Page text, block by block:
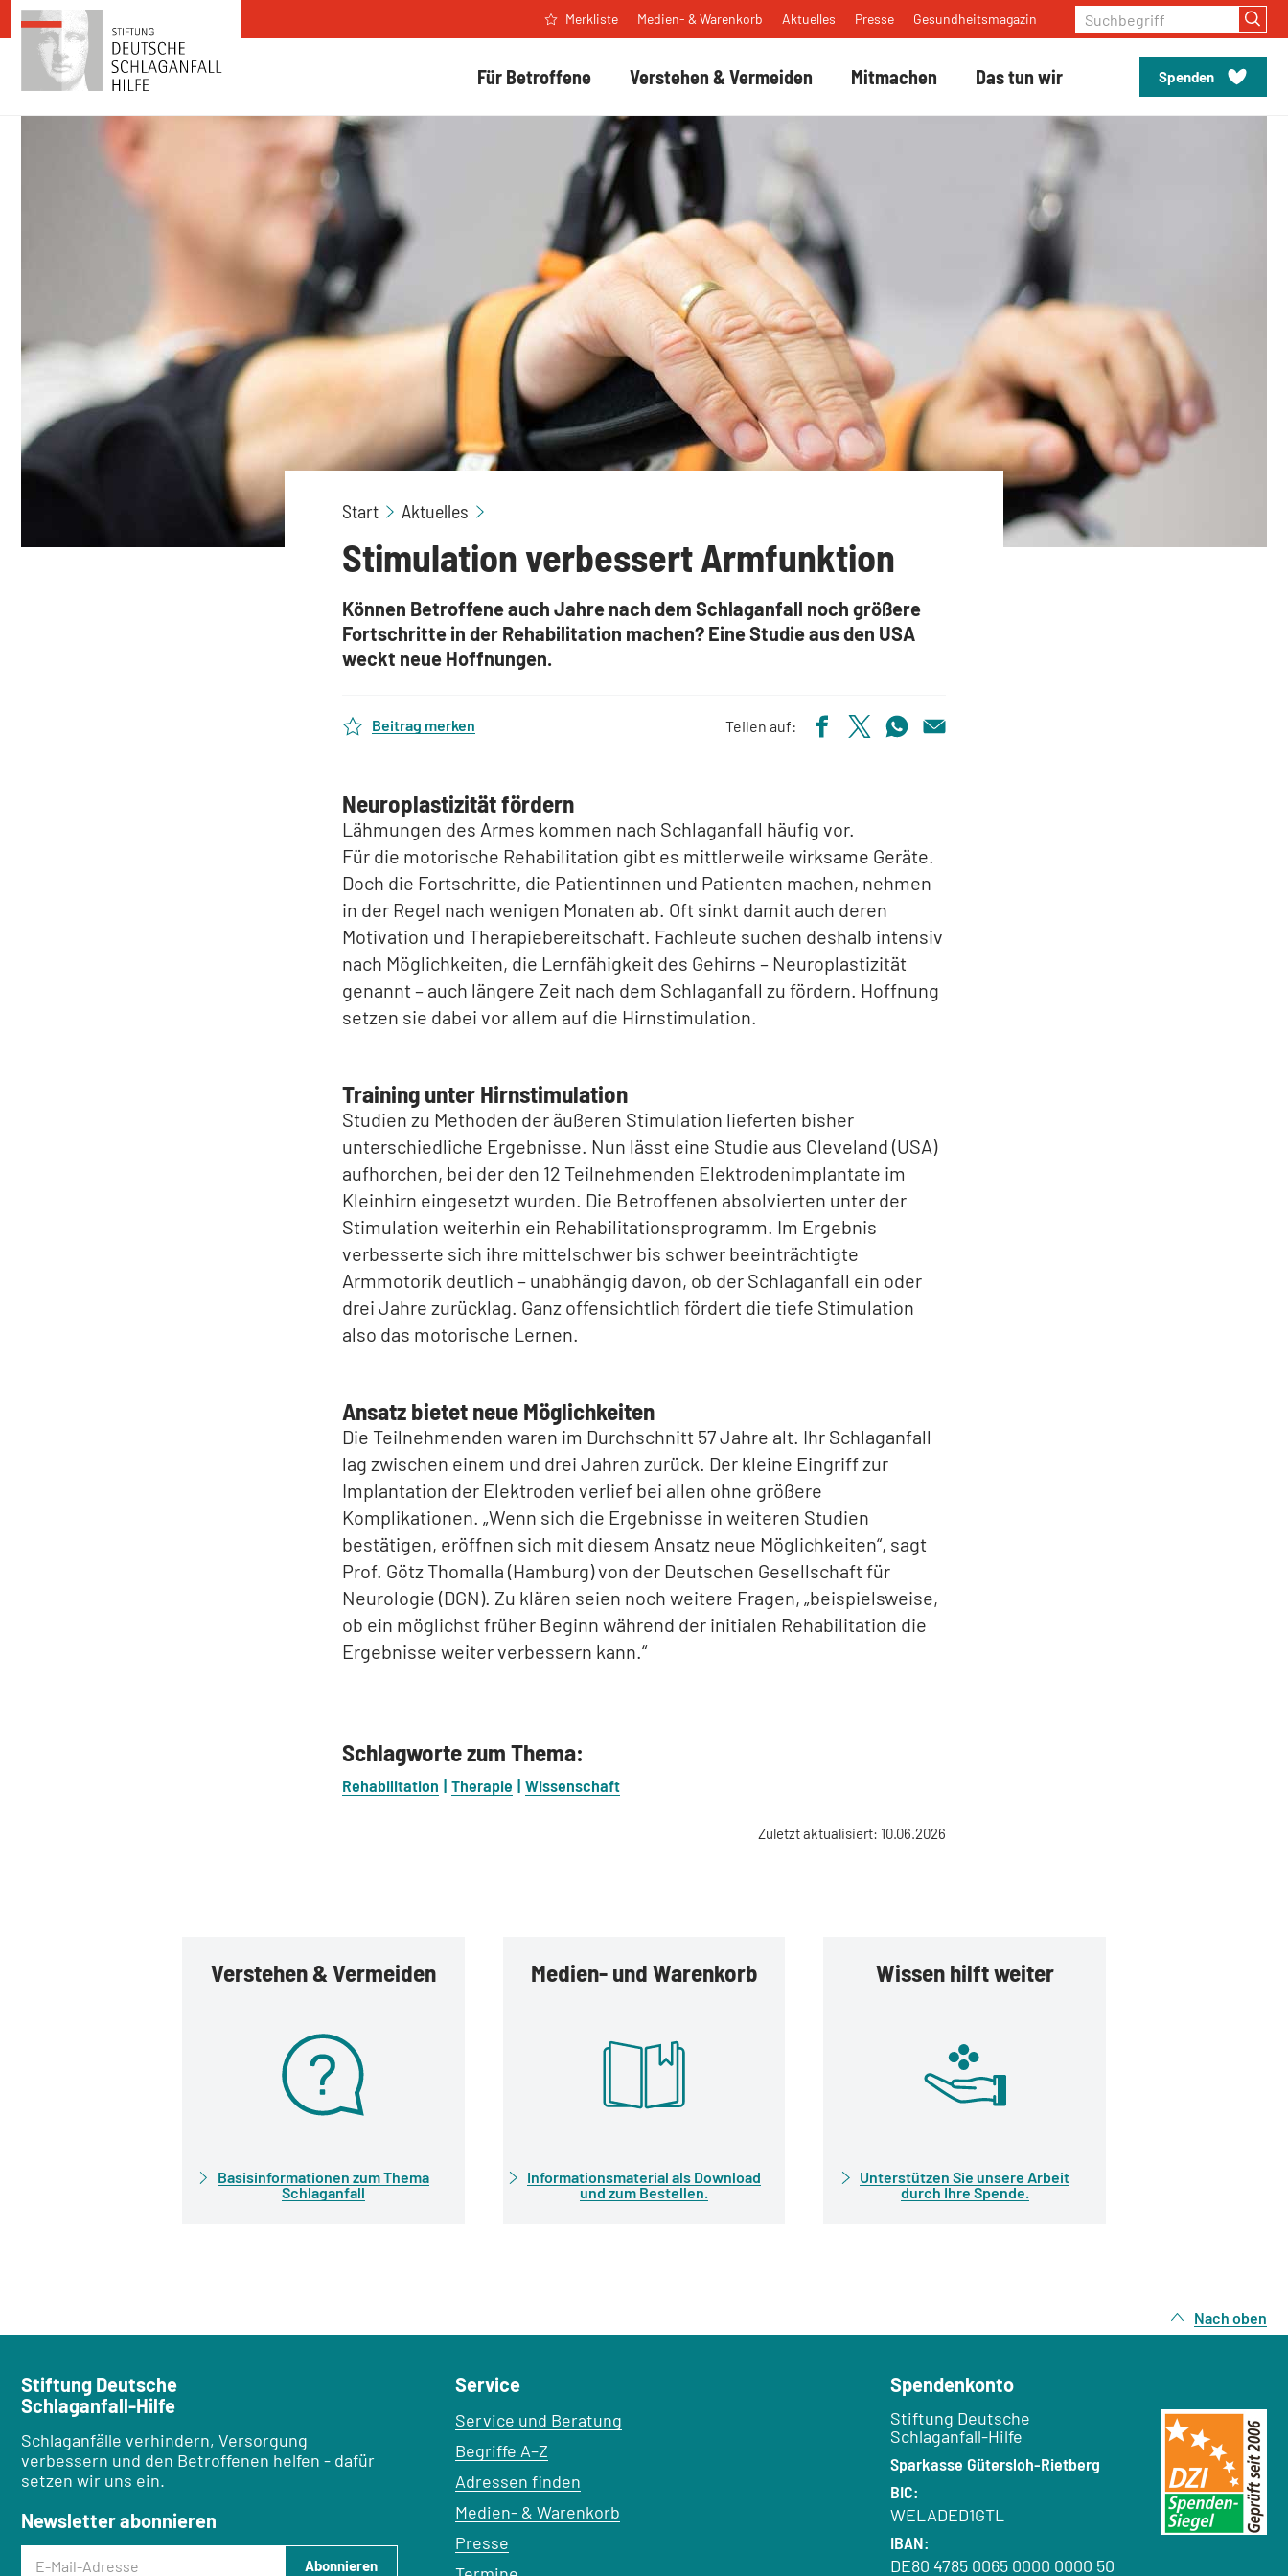
Zum Inhalt springen
Für Betroffene Verstehen & Vermeiden Mitmachen Das tun wir Spenden
Merkliste Medien- & Warenkorb Aktuelles Presse Gesundheitsmagazin Suchbegriff
Start Aktuelles
Stimulation verbessert Armfunktion
Können Betroffene auch Jahre nach dem Schlaganfall noch größere
Fortschritte in der Rehabilitation machen? Eine Studie aus den USA
weckt neue Hoffnungen.
Beitrag merken Teilen auf:
Neuroplastizität fördern
Lähmungen des Armes kommen nach Schlaganfall häufig vor.
Für die motorische Rehabilitation gibt es mittlerweile wirksame Geräte.
Doch die Fortschritte, die Patientinnen und Patienten machen, nehmen
in der Regel nach wenigen Monaten ab. Oft sinkt damit auch deren
Motivation und Therapiebereitschaft. Fachleute suchen deshalb intensiv
nach Möglichkeiten, die Lernfähigkeit des Gehirns – Neuroplastizität
genannt – auch längere Zeit nach dem Schlaganfall zu fördern. Hoffnung
setzen sie dabei vor allem auf die Hirnstimulation.
Training unter Hirnstimulation
Studien zu Methoden der äußeren Stimulation lieferten bisher
unterschiedliche Ergebnisse. Nun lässt eine Studie aus Cleveland (USA)
aufhorchen, bei der den 12 Teilnehmenden Elektrodenimplantate im
Kleinhirn eingesetzt wurden. Die Betroffenen absolvierten unter der
Stimulation weiterhin ein Rehabilitationsprogramm. Im Ergebnis
verbesserte sich ihre mittelschwer bis schwer beeinträchtigte
Armmotorik deutlich – unabhängig davon, ob der Schlaganfall ein oder
drei Jahre zurücklag. Ganz offensichtlich fördert die tiefe Stimulation
also das motorische Lernen.
Ansatz bietet neue Möglichkeiten
Die Teilnehmenden waren im Durchschnitt 57 Jahre alt. Ihr Schlaganfall
lag zwischen einem und drei Jahren zurück. Der kleine Eingriff zur
Implantation der Elektroden verlief bei allen ohne größere
Komplikationen. „Wenn sich die Ergebnisse in weiteren Studien
bestätigen, eröffnen sich mit diesem Ansatz neue Möglichkeiten“, sagt
Prof. Götz Thomalla (Hamburg) von der Deutschen Gesellschaft für
Neurologie (DGN). Zu klären seien noch weitere Fragen, „beispielsweise,
ob ein möglichst früher Beginn während der initialen Rehabilitation die
Ergebnisse weiter verbessern kann.“
Schlagworte zum Thema:
Rehabilitation Therapie Wissenschaft
Zuletzt aktualisiert: 10.06.2026
Verstehen & Vermeiden
Basisinformationen zum Thema
Schlaganfall
Medien- und Warenkorb
Informationsmaterial als Download
und zum Bestellen.
Wissen hilft weiter
Unterstützen Sie unsere Arbeit
durch Ihre Spende.
Nach oben
Stiftung Deutsche
Schlaganfall-Hilfe
Schlaganfälle verhindern, Versorgung
verbessern und den Betroffenen helfen - dafür
setzen wir uns ein.
Newsletter abonnieren
E-Mail-Adresse
Abonnieren
Service
Service und Beratung
Begriffe A–Z
Adressen finden
Medien- & Warenkorb
Presse
Spendenkonto
Empfänger:
Stiftung Deutsche
Schlaganfall-Hilfe
Bank:
Sparkasse Gütersloh-Rietberg
BIC:
WELADED1GTL
IBAN:
DE80 4785 0065 0000 0000 50